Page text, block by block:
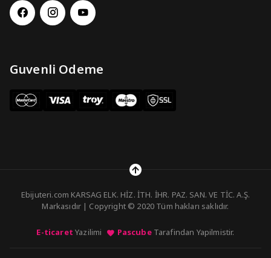
Guvenli Odeme
Ebijuteri.com KARSAG ELK. HİZ. İTH. İHR. PAZ. SAN. VE TİC. A.Ş.
Markasıdır | Copyright © 2020 Tüm hakları saklıdır.
E-ticaret Yazilimi PascubeTarafindan Yapilmistir.